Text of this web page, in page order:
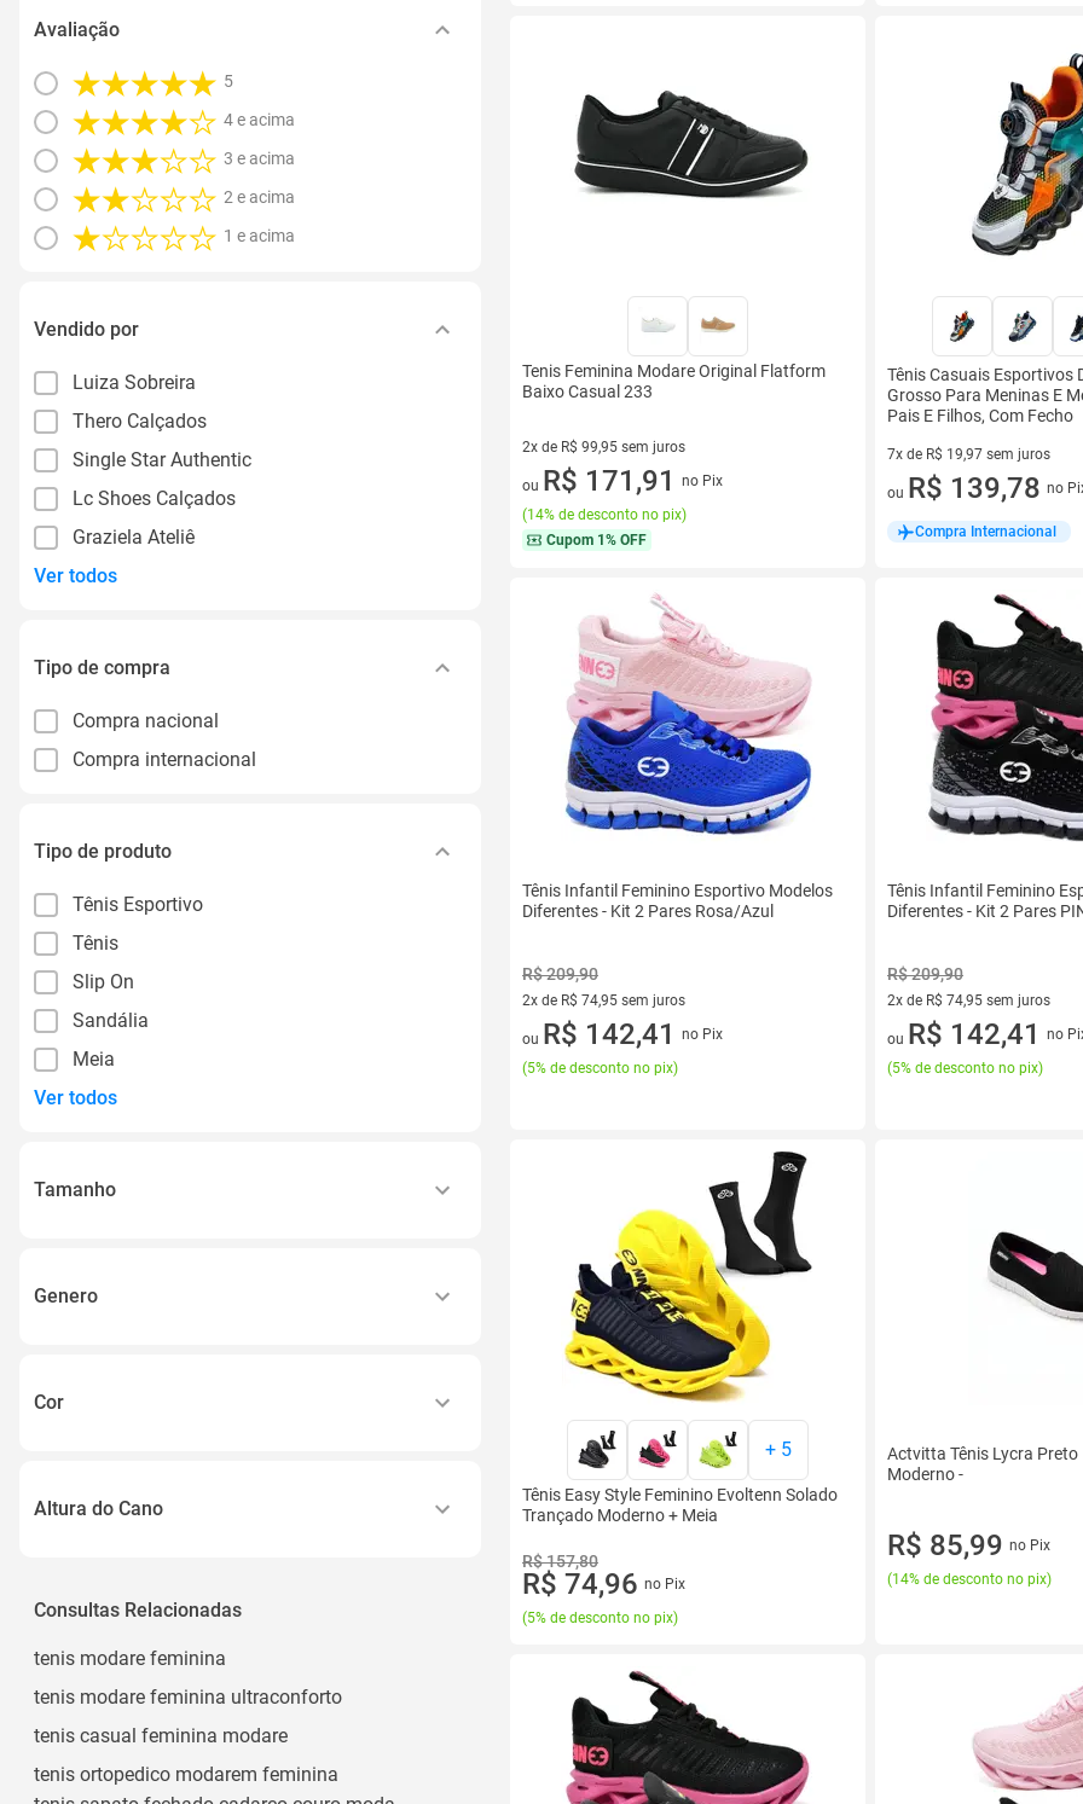
Avaliação
5
4 e acima
3 e acima
2 e acima
1 e acima
Vendido por
Luiza Sobreira
Thero Calçados
Single Star Authentic
Lc Shoes Calçados
Graziela Ateliê
Ver todos
Tipo de compra
Compra nacional
Compra internacional
Tipo de produto
Tênis Esportivo
Tênis
Slip On
Sandália
Meia
Ver todos
Tamanho
Genero
Menina
Cor
Cinza
Ver todos
Altura do Cano
11cm Aproximadamente
Consultas Relacionadas
tenis modare feminina
tenis modare feminina ultraconforto
tenis casual feminina modare
tenis ortopedico modarem feminina
Tenis Feminina Modare Original Flatform
Baixo Casual 233
2x de R$ 99,95 sem juros
2 vez de R$ 99,95 sem juros
ou R$ 171,91
no Pix
(14% de desconto no pix)
Cupom 1% OFF
Tênis Casuais Esportivos
Grosso Para Meninas E
Pais E Filhos, Com Fecho
7x de R$ 19,97 sem juros
7 vez de R$ 19,97 sem juros
ou R$ 139,78 no
Compra Internacional
Tênis Infantil Feminino Esportivo Modelos
Diferentes - Kit 2 Pares Rosa/Azul
R$ 209,90
2x de R$ 74,95 sem juros
2 vez de R$ 74,95 sem juros
ou R$ 142,41
no Pix
(5% de desconto no pix)
Tênis Infantil Feminino
Diferentes - Kit 2 Pares
R$ 209,90
2x de R$ 74,95 sem juros
2 vez de R$ 74,95 sem juros
ou R$ 142,41
no
(5% de desconto no pix)
+ 5
Tênis Easy Style Feminino Evoltenn Solado
Trançado Moderno + Meia
R$ 157,80
R$ 74,96 no Pix
(5% de desconto no pix)
Actvitta Tênis Lycra Preto
Moderno -
R$ 85,99 no Pix
(14% de desconto no pix)